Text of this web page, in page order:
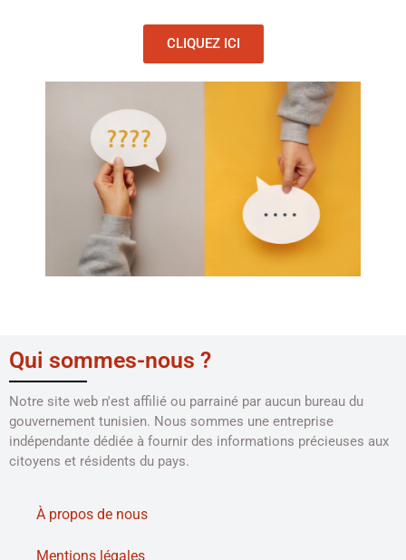
CLIQUEZ ICI
Qui sommes-nous ?
Notre site web n'est affilié ou parrainé par aucun bureau du
gouvernement tunisien. Nous sommes une entreprise
indépendante dédiée à fournir des informations précieuses aux
citoyens et résidents du pays.
À propos de nous
Mentions légales